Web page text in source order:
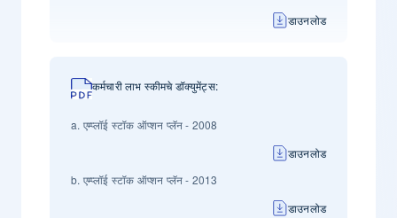
डाउनलोड
कर्मचारी लाभ स्कीमचे डॉक्युमेंट्स:
a. एम्प्लॉई स्टॉक ऑप्शन प्लॅन - 2008
डाउनलोड
b. एम्प्लॉई स्टॉक ऑप्शन प्लॅन - 2013
डाउनलोड